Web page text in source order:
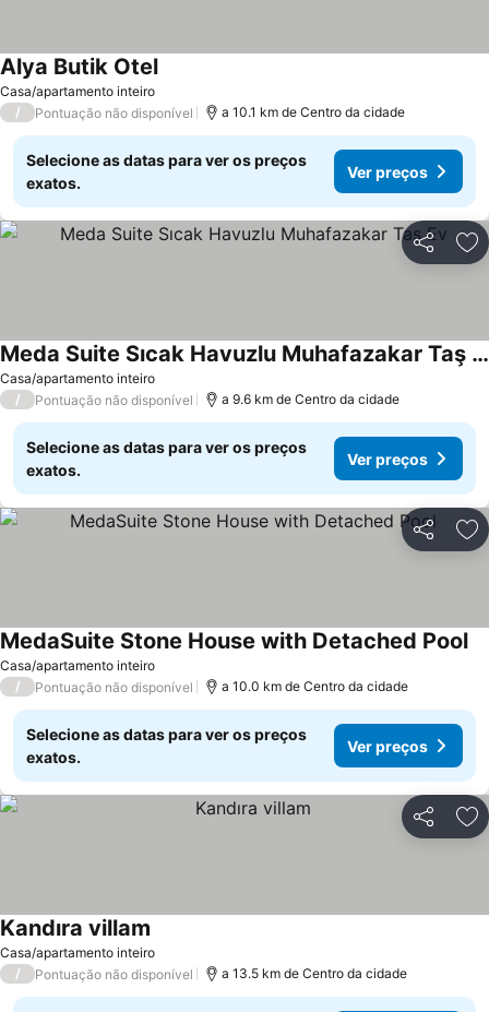
Casa/apartamento inteiro
Alya Butik OtelVer preços
/ Pontuação não disponível a 10.1 km de Centro da cidade
Selecione as datas para ver os preços
exatos.
Ver preços
Partilhar
Casa/apartamento inteiro
Meda Suite Sıcak Havuzlu Muhafazakar Taş Ev
Ver preços
/ Pontuação não disponível a 9.6 km de Centro da cidade
Selecione as datas para ver os preços
exatos.
Ver preços
Partilhar
Casa/apartamento inteiro
MedaSuite Stone House with Detached Pool
/ Pontuação não disponível a 10.0 km de Centro da cidade
Selecione as datas para ver os preços
exatos.
Ver preços
Partilhar
Casa/apartamento inteiro
Kandıra villam
/ Pontuação não disponível a 13.5 km de Centro da cidade